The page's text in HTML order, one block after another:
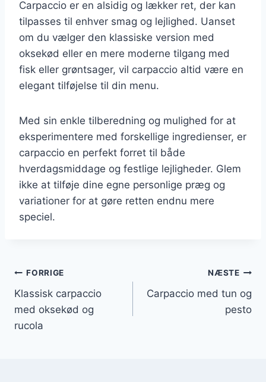
Carpaccio er en alsidig og lækker ret, der kan
tilpasses til enhver smag og lejlighed. Uanset
om du vælger den klassiske version med
oksekød eller en mere moderne tilgang med
fisk eller grøntsager, vil carpaccio altid være en
elegant tilføjelse til din menu.
Med sin enkle tilberedning og mulighed for at
eksperimentere med forskellige ingredienser, er
carpaccio en perfekt forret til både
hverdagsmiddage og festlige lejligheder. Glem
ikke at tilføje dine egne personlige præg og
variationer for at gøre retten endnu mere
speciel.
Indlægsnavigation
FORRIGE
Klassisk carpaccio
med oksekød og
rucola
NÆSTE
Carpaccio med tun og
pesto